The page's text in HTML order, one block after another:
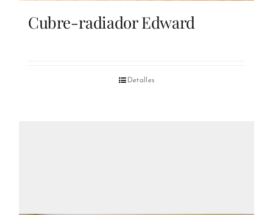
Cubre-radiador Edward
Detalles